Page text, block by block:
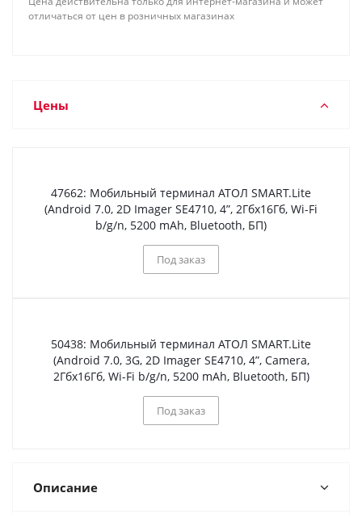
отличаться от цен в розничных магазинах
Цены
47662: Мобильный терминал АТОЛ SMART.Lite
(Android 7.0, 2D Imager SE4710, 4”, 2Гбх16Гб, Wi-Fi
b/g/n, 5200 mAh, Bluetooth, БП)
Под заказ
50438: Мобильный терминал АТОЛ SMART.Lite
(Android 7.0, 3G, 2D Imager SE4710, 4”, Camera,
2Гбх16Гб, Wi-Fi b/g/n, 5200 mAh, Bluetooth, БП)
Под заказ
Описание